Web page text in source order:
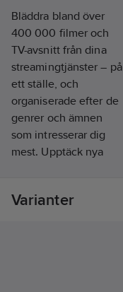
Bläddra bland över
400 000 filmer och
TV-avsnitt från dina
streamingtjänster – på
ett ställe, och
organiserade efter de
genrer och ämnen
som intresserar dig
mest. Upptäck nya
tittat på och vad som
Varianter